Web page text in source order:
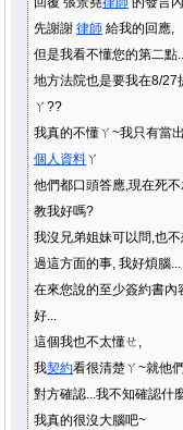
先謝謝 律師 給我的回應,
但是我看不懂您的第二點
地方法院也是要我在8/27
ㄚ??
我真的不懂ㄚ~我只有當
個人資料ㄚ
他們都口頭答應,現在死
教我好嗎?
我沒兄弟姐妹可以問,也
過這方面的事, 我好煩腦...
在來您說的至少簽約書
好...
這個我也不太懂ㄝ,
我契約看很清楚ㄚ~就他
對方確認...我不知確認什
我真的很沒大腦吧~